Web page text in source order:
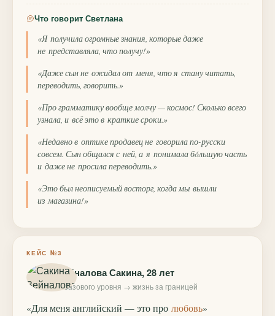
Что говорит Светлана
«Я получила огромные знания, которые даже
не представляла, что получу!»
«Даже сын не ожидал от меня, что я стану читать,
переводить, говорить.»
«Про грамматику вообще молчу — космос! Сколько всего
узнала, и всё это в краткие сроки.»
«Недавно в оптике продавец не говорила по-русски
совсем. Сын общался с ней, а я понимала бóльшую часть
и даже не просила переводить.»
«Это был неописуемый восторг, когда мы вышли
из магазина!»
КЕЙС №3
Зейналова Сакина, 28 лет
с базового уровня → жизнь за границей
«Для меня английский — это про любовь»